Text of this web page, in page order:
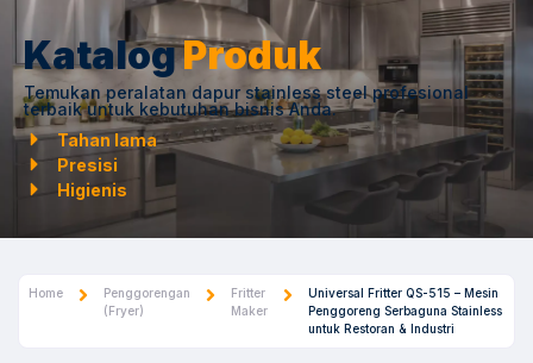
KatalogProduk
Temukan peralatan dapur stainless steel profesional
terbaik untuk kebutuhan bisnis Anda.
Tahan lama
Presisi
Higienis
Home
Penggorengan
(Fryer)
Fritter
Maker
Universal Fritter QS-515 – Mesin
Penggoreng Serbaguna Stainless
untuk Restoran & Industri